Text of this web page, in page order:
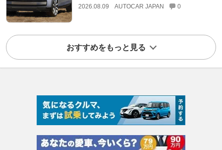
2026.08.09 AUTOCAR JAPAN 0
おすすめをもっと見る